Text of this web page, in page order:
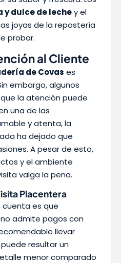
y dulce de lechey el
joyas de la repostería
probar.
al Cliente
de Covas es
embargo, algunos
la atención puede
una de las
y atenta, la
ha dejado que
A pesar de esto,
y el ambiente
valga la pena.
Placentera
es que
no admite pagos con
llevar
resultar un
menor comparado